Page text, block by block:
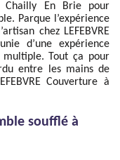
Chailly En Brie pour
Parque l’expérience
chez LEFEBVRE
d’une expérience
Tout ça pour
entre les mains de
Couverture à
soufflé à